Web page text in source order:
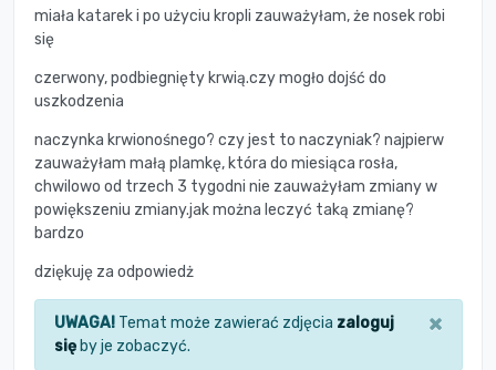
miała katarek i po użyciu kropli zauważyłam, że nosek robi
się
czerwony, podbiegnięty krwią.czy mogło dojść do
uszkodzenia
naczynka krwionośnego? czy jest to naczyniak? najpierw
zauważyłam małą plamkę, która do miesiąca rosła,
chwilowo od trzech 3 tygodni nie zauważyłam zmiany w
powiększeniu zmiany.jak można leczyć taką zmianę?
bardzo
dziękuję za odpowiedż
UWAGA! Temat może zawierać zdjęcia zaloguj
się by je zobaczyć.
×